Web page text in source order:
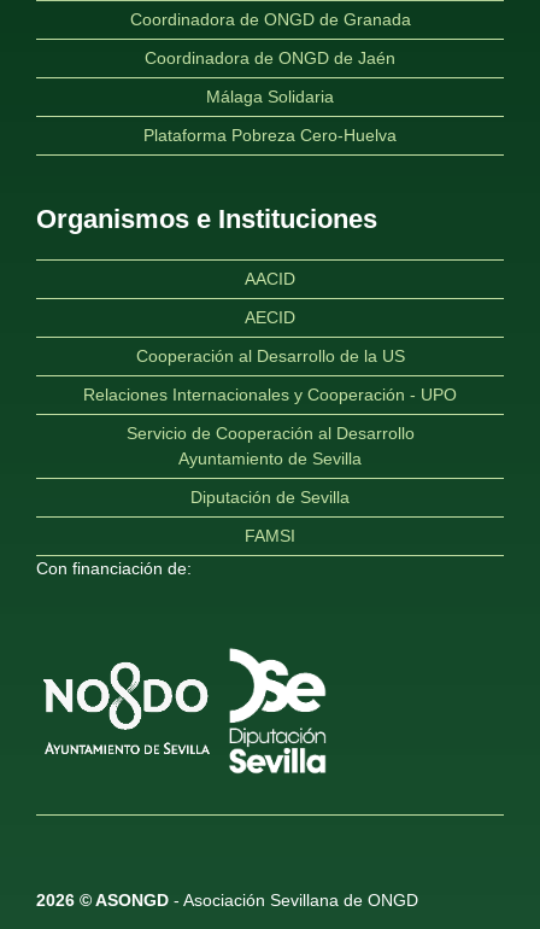
Coordinadora de ONGD de Granada
Coordinadora de ONGD de Jaén
Málaga Solidaria
Plataforma Pobreza Cero-Huelva
Organismos e Instituciones
AACID
AECID
Cooperación al Desarrollo de la US
Relaciones Internacionales y Cooperación - UPO
Servicio de Cooperación al Desarrollo
Ayuntamiento de Sevilla
Diputación de Sevilla
FAMSI
Con financiación de:
2026 © ASONGD - Asociación Sevillana de ONGD